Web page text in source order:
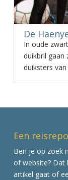
De
In oude
duikbril gaan
duiksters
Een
Ben je op zoek
of website? Dat
artikel gaat of